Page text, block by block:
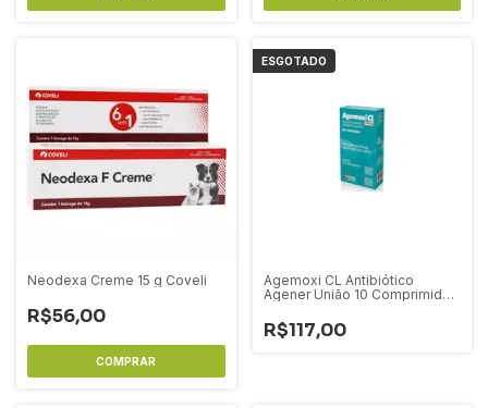
Neodexa Creme 15 g Coveli
R$56,00
ESGOTADO
Agemoxi CL Antibiótico
Agener União 10 Comprimidos
R$117,00